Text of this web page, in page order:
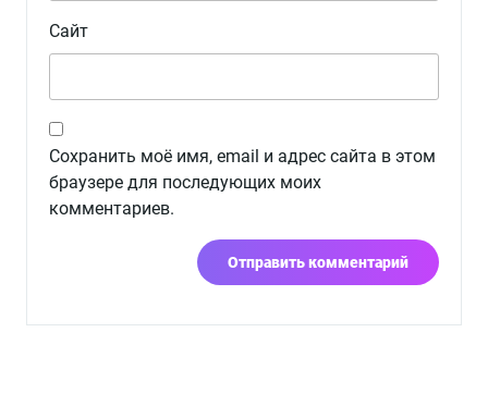
Сайт
Сохранить моё имя, email и адрес сайта в этом
браузере для последующих моих
комментариев.